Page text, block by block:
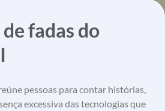
fadas do
pessoas para contar histórias,
excessiva das tecnologias que